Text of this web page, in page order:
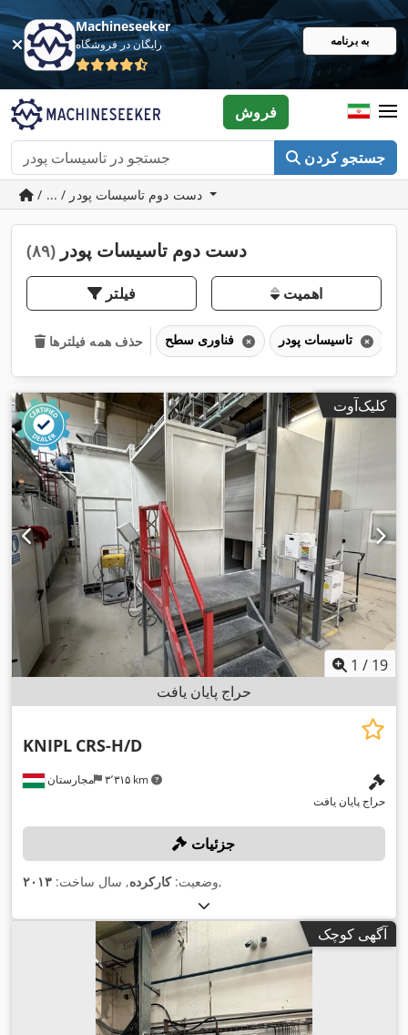
Machineseeker
رایگان در فروشگاه به برنامه
جستجو کردن
فروش
دست دوم تاسیسات پودر (۸۹)
فیلتر اهمیت
حذف همه فیلترها
کلیک‌آوت
1 / 19
حراج پایان یافت
مجارستان ۳٬۳۱۵ km
KNIPL CRS-H/D
حراج پایان یافت
جزئیات
وضعیت:کارکرده, سال ساخت: ۲۰۱۳ ,
آگهی کوچک